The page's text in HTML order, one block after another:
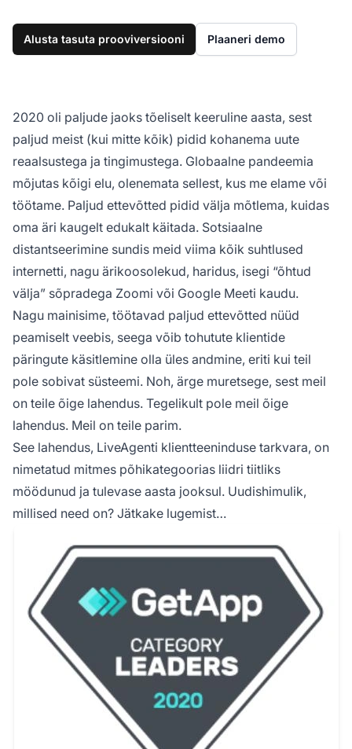
Alusta tasuta prooviversiooni Plaaneri demo
2020 oli paljude jaoks tõeliselt keeruline aasta, sest
paljud meist (kui mitte kõik) pidid kohanema uute
reaalsustega ja tingimustega. Globaalne pandeemia
mõjutas kõigi elu, olenemata sellest, kus me elame või
töötame. Paljud ettevõtted pidid välja mõtlema, kuidas
oma äri kaugelt edukalt käitada. Sotsiaalne
distantseerimine sundis meid viima kõik suhtlused
internetti, nagu ärikoosolekud, haridus, isegi “õhtud
välja” sõpradega Zoomi või Google Meeti kaudu.
Nagu mainisime, töötavad paljud ettevõtted nüüd
peamiselt veebis, seega võib tohutute klientide
päringute käsitlemine olla üles andmine, eriti kui teil
pole sobivat süsteemi. Noh, ärge muretsege, sest meil
on teile õige lahendus. Tegelikult pole meil õige
lahendus. Meil on teile parim.
See lahendus, LiveAgenti klientteeninduse tarkvara, on
nimetatud mitmes põhikategoorias liidri tiitliks
möödunud ja tulevase aasta jooksul. Uudishimulik,
millised need on? Jätkake lugemist…